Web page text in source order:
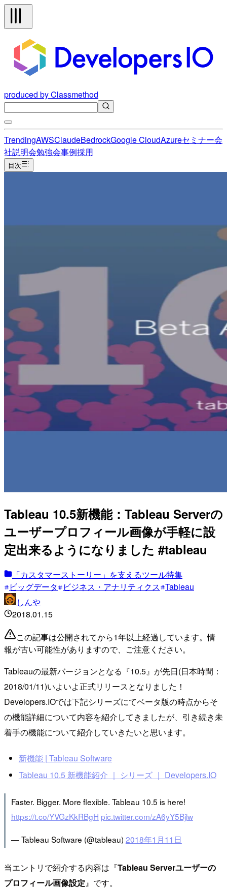
produced by Classmethod
TrendingAWSClaudeBedrockGoogle CloudAzureセミナー会
社説明会勉強会事例採用
目次
Tableau 10.5新機能：Tableau Serverの
ユーザープロフィール画像が手軽に設
定出来るようになりました #tableau
「カスタマーストーリー」を支えるツール特集
ビッグデータ
ビジネス・アナリティクス Tableau
しんや
2018.01.15
この記事は公開されてから1年以上経過しています。情
報が古い可能性がありますので、ご注意ください。
Tableauの最新バージョンとなる『10.5』が先日(日本時間：
2018/01/11)いよいよ正式リリースとなりました！
Developers.IOでは下記シリーズにてベータ版の時点からそ
の機能詳細について内容を紹介してきましたが、引き続き未
着手の機能について紹介していきたいと思います。
新機能 | Tableau Software
Tableau 10.5 新機能紹介 ｜ シリーズ ｜ Developers.IO
Faster. Bigger. More flexible. Tableau 10.5 is here!
https://t.co/YVGzKkRBgH pic.twitter.com/zA6yY5Bjlw
— Tableau Software (@tableau) 2018年1月11日
当エントリで紹介する内容は『Tableau Serverユーザーの
プロフィール画像設定』です。